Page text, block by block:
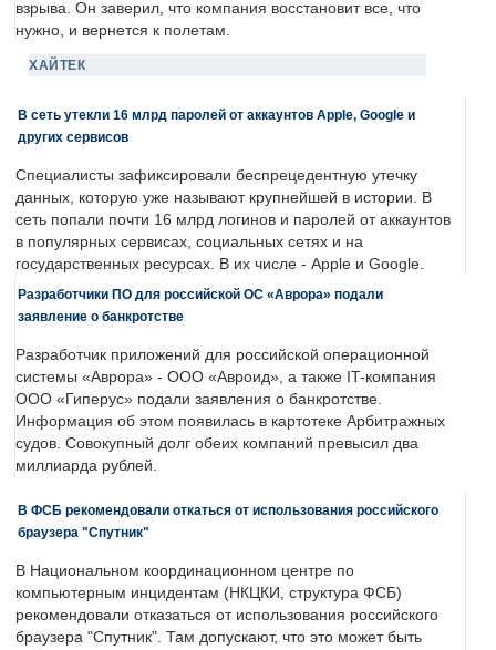
взрыва. Он заверил, что компания восстановит все, что
нужно, и вернется к полетам.
ХАЙТЕК
В сеть утекли 16 млрд паролей от аккаунтов Apple, Google и
других сервисов
Специалисты зафиксировали беспрецедентную утечку
данных, которую уже называют крупнейшей в истории. В
сеть попали почти 16 млрд логинов и паролей от аккаунтов
в популярных сервисах, социальных сетях и на
государственных ресурсах. В их числе - Apple и Google.
Разработчики ПО для российской ОС «Аврора» подали
заявление о банкротстве
Разработчик приложений для российской операционной
системы «Аврора» - ООО «Авроид», а также IT-компания
ООО «Гиперус» подали заявления о банкротстве.
Информация об этом появилась в картотеке Арбитражных
судов. Совокупный долг обеих компаний превысил два
миллиарда рублей.
В ФСБ рекомендовали откаться от использования российского
браузера "Спутник"
В Национальном координационном центре по
компьютерным инцидентам (НКЦКИ, структура ФСБ)
рекомендовали отказаться от использования российского
браузера "Спутник". Там допускают, что это может быть